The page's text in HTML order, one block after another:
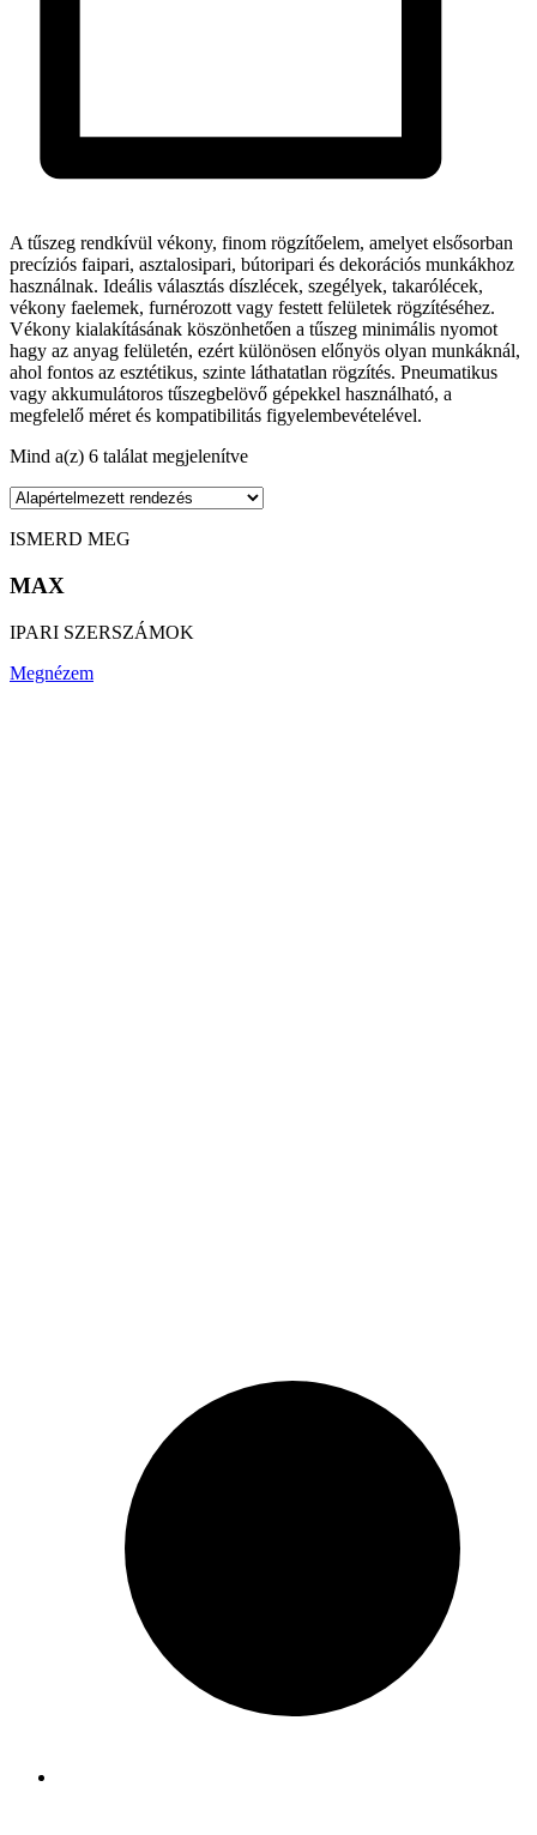
A tűszeg rendkívül vékony, finom rögzítőelem, amelyet elsősorban
precíziós faipari, asztalosipari, bútoripari és dekorációs munkákhoz
használnak. Ideális választás díszlécek, szegélyek, takarólécek,
vékony faelemek, furnérozott vagy festett felületek rögzítéséhez.
Vékony kialakításának köszönhetően a tűszeg minimális nyomot
hagy az anyag felületén, ezért különösen előnyös olyan munkáknál,
ahol fontos az esztétikus, szinte láthatatlan rögzítés. Pneumatikus
vagy akkumulátoros tűszegbelövő gépekkel használható, a
megfelelő méret és kompatibilitás figyelembevételével.
Mind a(z) 6 találat megjelenítve
ISMERD MEG
MAX
IPARI SZERSZÁMOK
Megnézem